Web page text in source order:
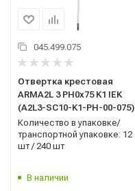
045.499.075
Отвертка крестовая
ARMA2L 3 PH0х75 K1 IEK
(A2L3-SC10-K1-PH-00-075)
Количество в упаковке/
транспортной упаковке: 12
шт / 240 шт
В наличии